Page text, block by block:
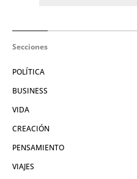
Secciones
POLÍTICA
BUSINESS
VIDA
CREACIÓN
PENSAMIENTO
VIAJES